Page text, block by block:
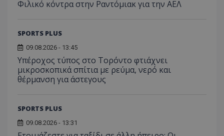
Φιλικό κόντρα στην Ραντόμιακ για την ΑΕΛ
SPORTS PLUS
09.08.2026 - 13:45
Υπέροχος τύπος στο Τορόντο φτιάχνει
μικροσκοπικά σπίτια με ρεύμα, νερό και
θέρμανση για άστεγους
SPORTS PLUS
09.08.2026 - 13:31